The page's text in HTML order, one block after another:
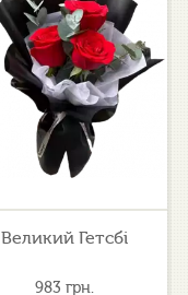
Великий Гетсбі
983 грн.